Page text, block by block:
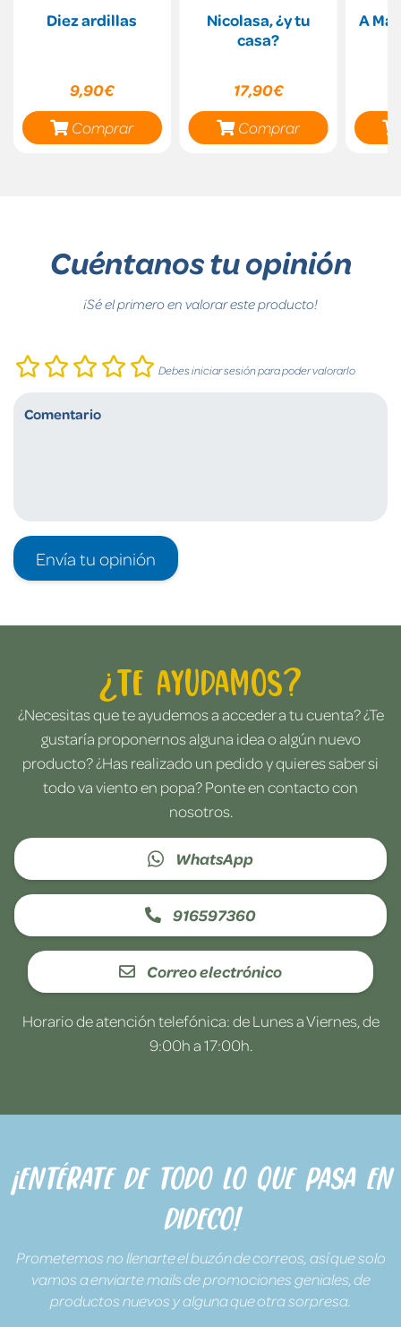
Diez ardillas
9,90€
Comprar
Nicolasa, ¿y tu
casa?
17,90€
Comprar
A
Cuéntanos tu opinión
¡Sé el primero en valorar este producto!
Debes iniciar sesión para poder valorarlo
Envía tu opinión
¿Te ayudamos?
¿Necesitas que te ayudemos a acceder a tu cuenta? ¿Te
gustaría proponernos alguna idea o algún nuevo
producto? ¿Has realizado un pedido y quieres saber si
todo va viento en popa? Ponte en contacto con
nosotros.
WhatsApp
916597360
Correo electrónico
Horario de atención telefónica: de Lunes a Viernes, de
9:00h a 17:00h.
¡Entérate de todo lo que pasa en
Dideco!
Prometemos no llenarte el buzón de correos, así que solo
vamos a enviarte mails de promociones geniales, de
productos nuevos y alguna que otra sorpresa.